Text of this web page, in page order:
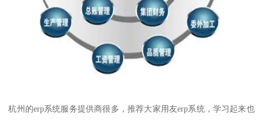
杭州的erp系统服务提供商很多，推荐大家用友erp系统，学习起来也